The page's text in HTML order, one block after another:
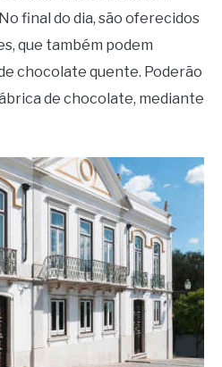
final do dia, são oferecidos
que também podem
chocolate quente. Poderão
de chocolate, mediante